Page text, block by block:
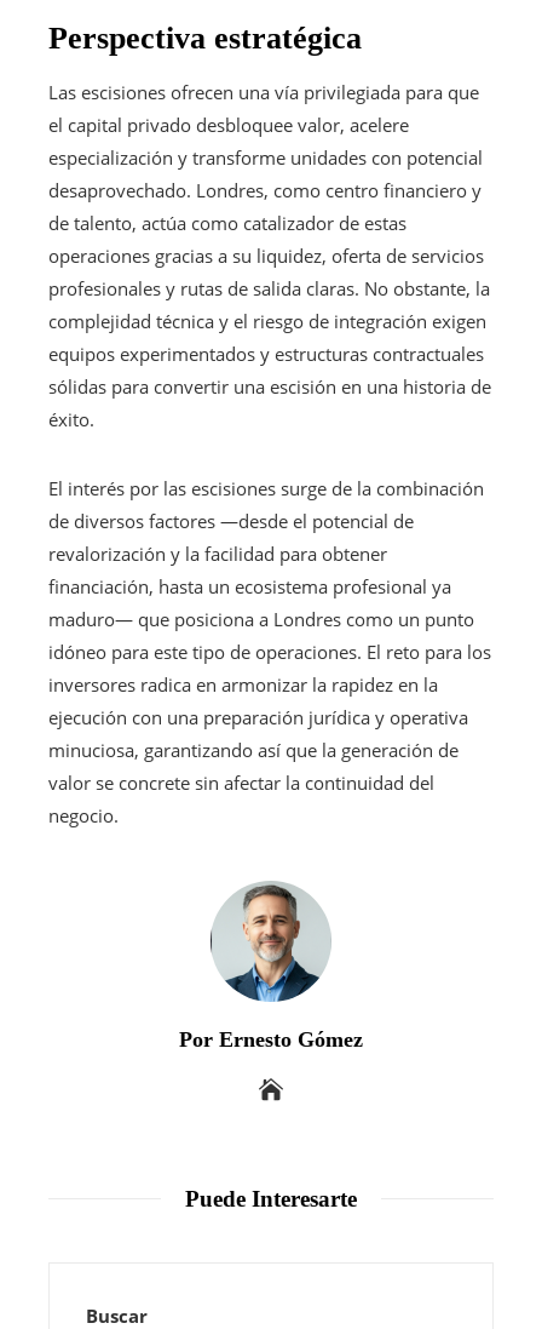
Perspectiva estratégica
Las escisiones ofrecen una vía privilegiada para que
el capital privado desbloquee valor, acelere
especialización y transforme unidades con potencial
desaprovechado. Londres, como centro financiero y
de talento, actúa como catalizador de estas
operaciones gracias a su liquidez, oferta de servicios
profesionales y rutas de salida claras. No obstante, la
complejidad técnica y el riesgo de integración exigen
equipos experimentados y estructuras contractuales
sólidas para convertir una escisión en una historia de
éxito.
El interés por las escisiones surge de la combinación
de diversos factores —desde el potencial de
revalorización y la facilidad para obtener
financiación, hasta un ecosistema profesional ya
maduro— que posiciona a Londres como un punto
idóneo para este tipo de operaciones. El reto para los
inversores radica en armonizar la rapidez en la
ejecución con una preparación jurídica y operativa
minuciosa, garantizando así que la generación de
valor se concrete sin afectar la continuidad del
negocio.
Por Ernesto Gómez
Puede Interesarte
Buscar